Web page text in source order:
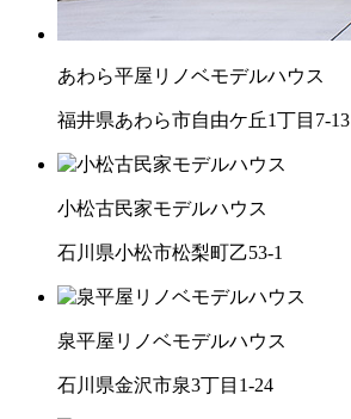
あわら平屋リノベモデルハウス
福井県あわら市自由ケ丘1丁目7-13
小松古民家モデルハウス
石川県小松市松梨町乙53-1
泉平屋リノベモデルハウス
石川県金沢市泉3丁目1-24